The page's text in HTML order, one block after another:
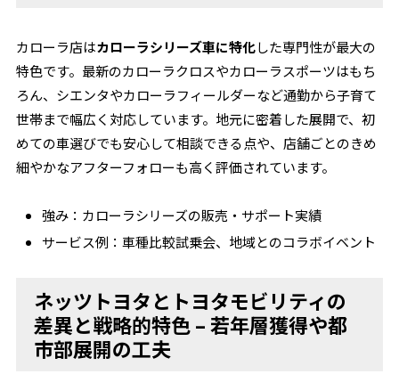
カローラ店はカローラシリーズ車に特化した専門性が最大の
特色です。最新のカローラクロスやカローラスポーツはもち
ろん、シエンタやカローラフィールダーなど通勤から子育て
世帯まで幅広く対応しています。地元に密着した展開で、初
めての車選びでも安心して相談できる点や、店舗ごとのきめ
細やかなアフターフォローも高く評価されています。
強み：カローラシリーズの販売・サポート実績
サービス例：車種比較試乗会、地域とのコラボイベント
ネッツトヨタとトヨタモビリティの
差異と戦略的特色 – 若年層獲得や都
市部展開の工夫